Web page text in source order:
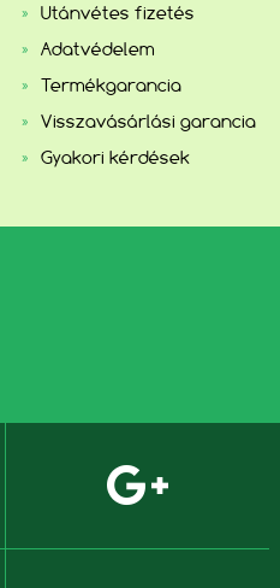
Utánvétes fizetés
Adatvédelem
Termékgarancia
Visszavásárlási garancia
Gyakori kérdések